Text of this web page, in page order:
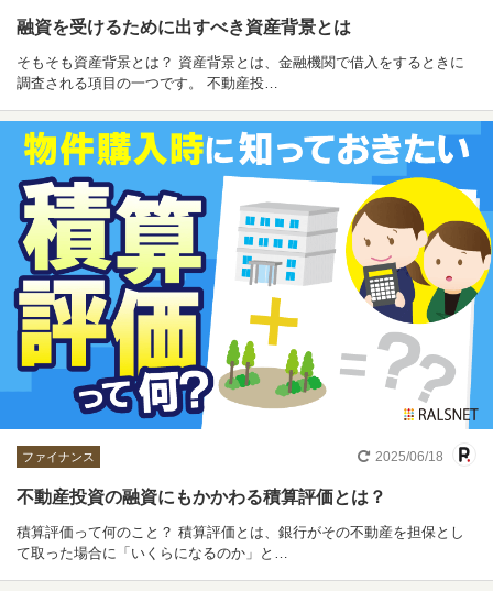
融資を受けるために出すべき資産背景とは
そもそも資産背景とは？ 資産背景とは、金融機関で借入をするときに
調査される項目の一つです。 不動産投…
ファイナンス 2025/06/18
不動産投資の融資にもかかわる積算評価とは？
積算評価って何のこと？ 積算評価とは、銀行がその不動産を担保とし
て取った場合に「いくらになるのか」と…